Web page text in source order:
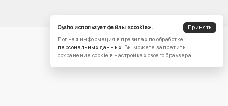
Oysho использует файлы «cookie».
Принять
Полная информация в правилах по обработке
персональных данных. Вы можете запретить
сохранение cookie в настройках своего браузера